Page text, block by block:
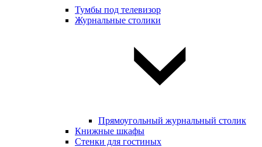
Тумбы под телевизор
Журнальные столики
Прямоугольный журнальный столик
Книжные шкафы
Стенки для гостиных